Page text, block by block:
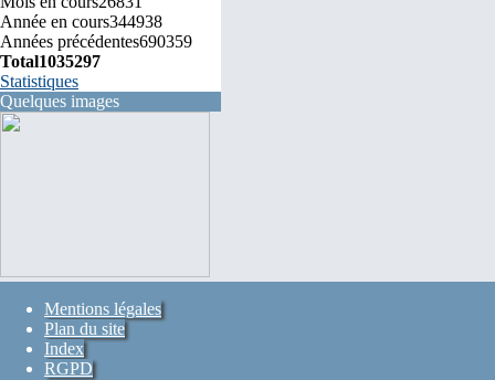
Année en cours344938
Années précédentes690359
Total1035297
Statistiques
Quelques images
Mentions légales
Plan du site
Index
RGPD